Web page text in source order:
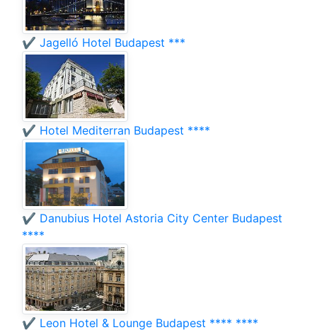
✔️ Jagelló Hotel Budapest ***
✔️ Hotel Mediterran Budapest ****
✔️ Danubius Hotel Astoria City Center Budapest
****
✔️ Leon Hotel & Lounge Budapest **** ****